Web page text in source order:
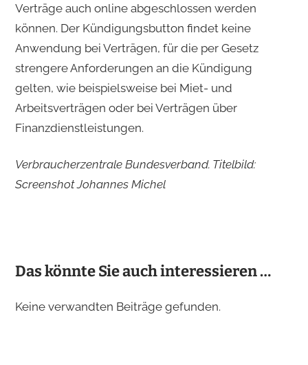
Verträge auch online abgeschlossen werden
können. Der Kündigungsbutton findet keine
Anwendung bei Verträgen, für die per Gesetz
strengere Anforderungen an die Kündigung
gelten, wie beispielsweise bei Miet- und
Arbeitsverträgen oder bei Verträgen über
Finanzdienstleistungen.
Verbraucherzentrale Bundesverband. Titelbild:
Screenshot Johannes Michel
Das könnte Sie auch interessieren …
Keine verwandten Beiträge gefunden.